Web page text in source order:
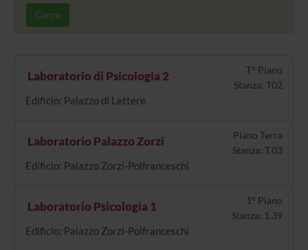
Cerca
Laboratorio di Psicologia 2
T° Piano
Stanza: T02
Edificio: Palazzo di Lettere
Laboratorio Palazzo Zorzi
Piano Terra
Stanza: T.03
Edificio: Palazzo Zorzi-Polfranceschi
Laboratorio Psicologia 1
1° Piano
Stanza: 1.39
Edificio: Palazzo Zorzi-Polfranceschi